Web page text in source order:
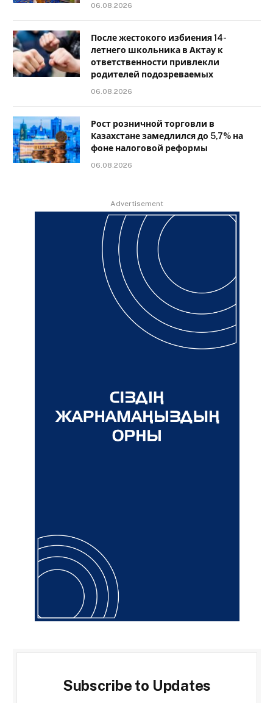
06.08.2026
После жестокого избиения 14-
летнего школьника в Актау к
ответственности привлекли
родителей подозреваемых
06.08.2026
Рост розничной торговли в
Казахстане замедлился до 5,7% на
фоне налоговой реформы
06.08.2026
Advertisement
Subscribe to Updates